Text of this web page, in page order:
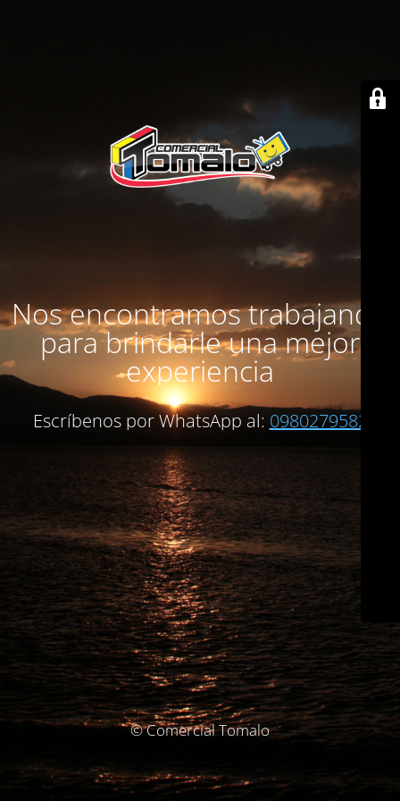
Nos encontramos trabajando
para brindarle una mejor
experiencia
Escríbenos por WhatsApp al: 0980279582
© Comercial Tomalo